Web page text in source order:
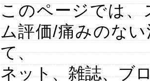
このページでは
ム評価/痛みのな
て、
ネット、雑誌、ブ